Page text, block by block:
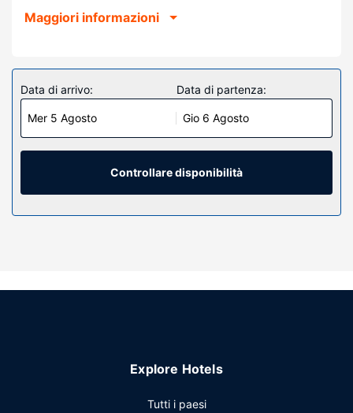
Camere
di docking station per iPod e TV LCD. Riposati su un
comodo letto con materasso a doppio strato e biancheria
da letto di alta qualità. Il Wi-Fi gratuito ti consente di
restare in contatto con il mondo, mentre la TV con canali in
digitale è l'ideale per concedersi un po' di svago. Il bagno
in camera dispone di combinazione doccia/vasca, soffione
a pioggia e set di cortesia firmati.
Attrattive della proprietà
Le opportunità di svago non mancano: avrai a disposizione
parrucchiere e servizi per matrimoni.
acquistabili al bar/caffetteria e il servizio in camera con
drink preferito! Presso questa struttura troverai un
Maggiori informazioni
Data di arrivo:
Mer 5 Agosto
Data di partenza:
Gio 6 Agosto
Controllare disponibilità
Explore Hotels
Tutti i paesi